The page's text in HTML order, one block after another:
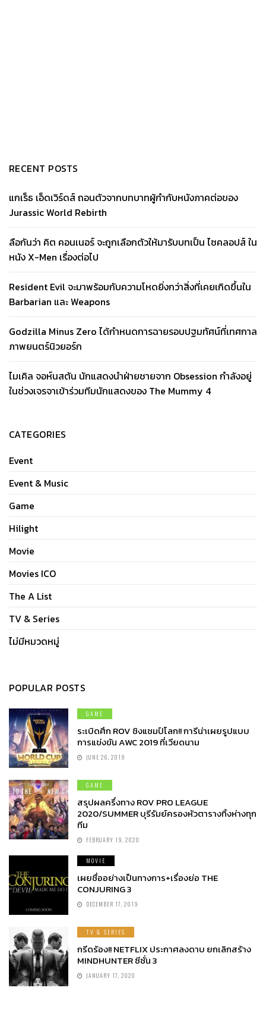
RECENT POSTS
แกเร็ธ เอ็ดเวิร์ดส์ ถอนตัวจากบทบาทผู้กำกับหนังภาคต่อของ
Jurassic World Rebirth
ลือกันว่า คิต คอนเนอร์ จะถูกเลือกตัวให้มารับบทเป็น ไซคลอปส์ ใน
หนัง X-Men เรื่องต่อไป
Resident Evil จะมาพร้อมกับความโหดยิ่งกว่าสิ่งที่เคยเกิดขึ้นใน
Barbarian และ Weapons
Godzilla Minus Zero ได้กำหนดการฉายรอบปฐมทัศน์ที่เทศกาล
ภาพยนตร์นิวยอร์ก
ไมเคิล จอห์นสตัน นักแสดงนำฝ่ายชายจาก Obsession กำลังอยู่
ในช่วงเจรจาเข้าร่วมทีมนักแสดงของ The Mummy 4
CATEGORIES
Event
Event & Music
Game
Hilight
Movie
Movies ICO
The A List
TV & Series
ไม่มีหมวดหมู่
POPULAR POSTS
GAME
ระเบิดศึก ROV ชิงแชมป์โลก!! การีน่าเผยรูปแบบ
การแข่งขัน AWC 2019 ที่เวียดนาม
JUNE 26, 2019
GAME
สรุปผลครึ่งทาง ROV PRO LEAGUE
2020/SUMMER บุรีรัมย์ครองหัวตารางทิ้งห่างทุก
ทีม
FEBRUARY 19, 2020
MOVIE
เผยชื่ออย่างเป็นทางการ+เรื่องย่อ THE
CONJURING 3
DECEMBER 17, 2019
TV & SERIES
กรีดร้อง!! NETFLIX ประกาศลงดาบ ยกเลิกสร้าง
MINDHUNTER ซีซั่น 3
JANUARY 17, 2020